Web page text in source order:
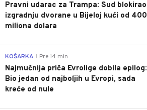
Pravni udarac za Trampa: Sud blokirao
izgradnju dvorane u Bijeloj kući od 400
miliona dolara
KOŠARKA Pre 14 min
Najmučnija priča Evrolige dobila epilog:
Bio jedan od najboljih u Evropi, sada
kreće od nule